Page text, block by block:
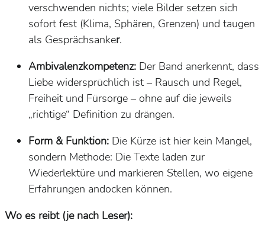
verschwenden nichts; viele Bilder setzen sich
sofort fest (Klima, Sphären, Grenzen) und taugen
als Gesprächsanker.
Ambivalenzkompetenz: Der Band anerkennt, dass
Liebe widersprüchlich ist – Rausch und Regel,
Freiheit und Fürsorge – ohne auf die jeweils
„richtige“ Definition zu drängen.
Form & Funktion: Die Kürze ist hier kein Mangel,
sondern Methode: Die Texte laden zur
Wiederlektüre und markieren Stellen, wo eigene
Erfahrungen andocken können.
Wo es reibt (je nach Leser):